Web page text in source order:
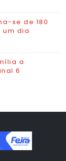
se de 180
um dia
a
6